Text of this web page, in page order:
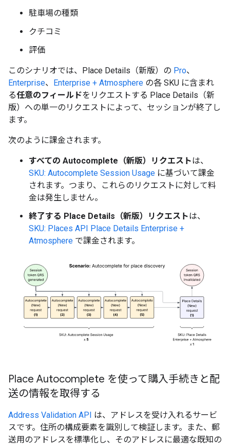
駐車場の種類
クチコミ
評価
このシナリオでは、Place Details（新版）の Pro、
Enterprise、 Enterprise + Atmosphere の各 SKU に含まれ
る任意のフィールドをリクエストする Place Details（新
版）への単一のリクエストによって、セッションが終了し
ます。
次のように課金されます。
すべての Autocomplete（新版）リクエストは、
SKU: Autocomplete Session Usage に基づいて課金
されます。つまり、これらのリクエストに対して料
金は発生しません。
終了する Place Details（新版）リクエストは、
SKU: Places API Place Details Enterprise +
Atmosphere で課金されます。
Place Autocomplete を使って購入手続きと配
送の情報を取得する
Address Validation API は、アドレスを受け入れるサービ
スです。住所の構成要素を識別して検証します。また、郵
送用のアドレスを標準化し、そのアドレスに最適な既知の